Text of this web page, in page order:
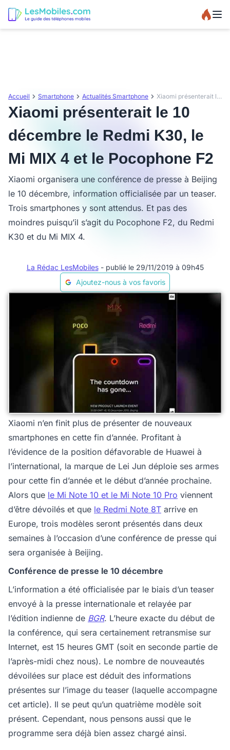
Accueil Smartphone Actualités Smartphone Xiaomi présenterait le 10 décembre le Redmi K30, le Mi MIX 4 et le Pocophone F2
Xiaomi présenterait le 10
décembre le Redmi K30, le
Mi MIX 4 et le Pocophone F2
Xiaomi organisera une conférence de presse à Beijing
le 10 décembre, information officialisée par un teaser.
Trois smartphones y sont attendus. Et pas des
moindres puisqu’il s’agit du Pocophone F2, du Redmi
K30 et du Mi MIX 4.
La Rédac LesMobiles - publié le 29/11/2019 à 09h45
Ajoutez-nous à vos favoris
Xiaomi n’en finit plus de présenter de nouveaux
smartphones en cette fin d’année. Profitant à
l’évidence de la position défavorable de Huawei à
l’international, la marque de Lei Jun déploie ses armes
pour cette fin d’année et le début d’année prochaine.
Alors que le Mi Note 10 et le Mi Note 10 Pro viennent
d’être dévoilés et que le Redmi Note 8T arrive en
Europe, trois modèles seront présentés dans deux
semaines à l’occasion d’une conférence de presse qui
sera organisée à Beijing.
Conférence de presse le 10 décembre
L’information a été officialisée par le biais d’un teaser
envoyé à la presse internationale et relayée par
l’édition indienne de BGR. L’heure exacte du début de
la conférence, qui sera certainement retransmise sur
Internet, est 15 heures GMT (soit en seconde partie de
l’après-midi chez nous). Le nombre de nouveautés
dévoilées sur place est déduit des informations
présentes sur l’image du teaser (laquelle accompagne
cet article). Il se peut qu’un quatrième modèle soit
présent. Cependant, nous pensons aussi que le
programme sera déjà bien assez chargé ainsi.